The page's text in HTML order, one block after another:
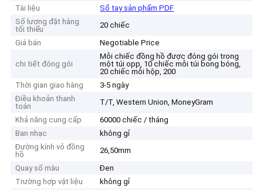
Tài liệu
Sổ tay sản phẩm PDF
Số lượng đặt hàng
tối thiểu
20 chiếc
Giá bán
Negotiable Price
chi tiết đóng gói
Mỗi chiếc đồng hồ được đóng gói trong
một túi opp, 10 chiếc mỗi túi bong bóng,
20 chiếc mỗi hộp, 200
Thời gian giao hàng
3-5 ngày
Điều khoản thanh
toán
T/T, Western Union, MoneyGram
Khả năng cung cấp
60000 chiếc / tháng
Ban nhạc
không gỉ
Đường kính vỏ đồng
hồ
26,50mm
Quay số màu
Đen
Trường hợp vật liệu
không gỉ